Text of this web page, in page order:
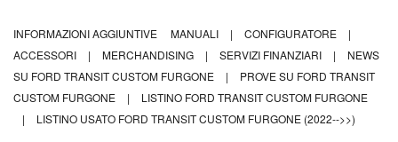
INFORMAZIONI AGGIUNTIVE MANUALI | CONFIGURATORE
|
ACCESSORI
| MERCHANDISING | SERVIZI FINANZIARI |
NEWS
SU FORD TRANSIT CUSTOM FURGONE
|
PROVE SU FORD TRANSIT
CUSTOM FURGONE
|
LISTINO FORD TRANSIT CUSTOM FURGONE
|
LISTINO USATO FORD TRANSIT CUSTOM FURGONE (2022-->>)